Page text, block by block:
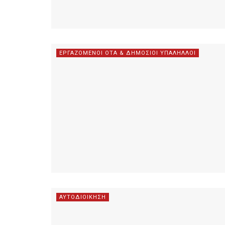
ΕΡΓΑΖΟΜΕΝΟΙ ΟΤΑ & ΔΗΜΟΣΙΟΙ ΥΠΑΛΗΛΛΟΙ
ΑΥΤΟΔΙΟΙΚΗΣΗ